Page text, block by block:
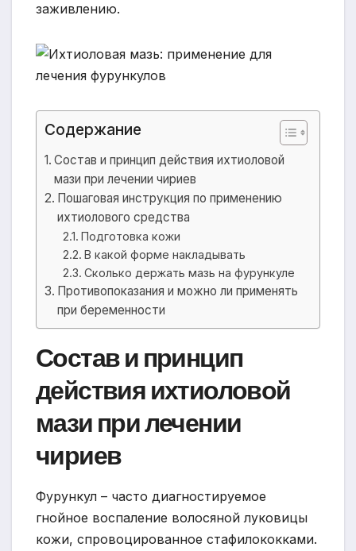
заживлению.
Содержание
Состав и принцип действия ихтиоловой
мази при лечении чириев
Пошаговая инструкция по применению
ихтиолового средства
Подготовка кожи
В какой форме накладывать
Сколько держать мазь на фурункуле
Противопоказания и можно ли применять
при беременности
Состав и принцип
действия ихтиоловой
мази при лечении
чириев
Фурункул – часто диагностируемое
гнойное воспаление волосяной луковицы
кожи, спровоцированное стафилококками.